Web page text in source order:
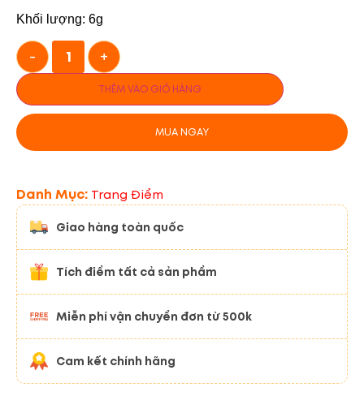
Khối lượng: 6g
- +
THÊM VÀO GIỎ HÀNG
MUA NGAY
Danh Mục: Trang Điểm
Giao hàng toàn quốc
Tích điểm tất cả sản phẩm
Miễn phí vận chuyển đơn từ 500k
Cam kết chính hãng